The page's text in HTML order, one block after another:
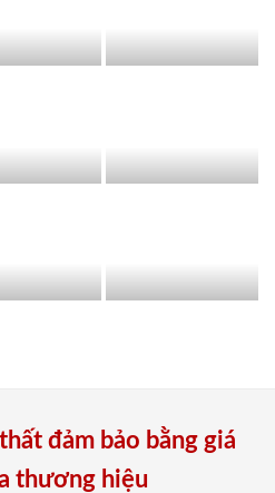
đảm bảo bằng giá
thương hiệu